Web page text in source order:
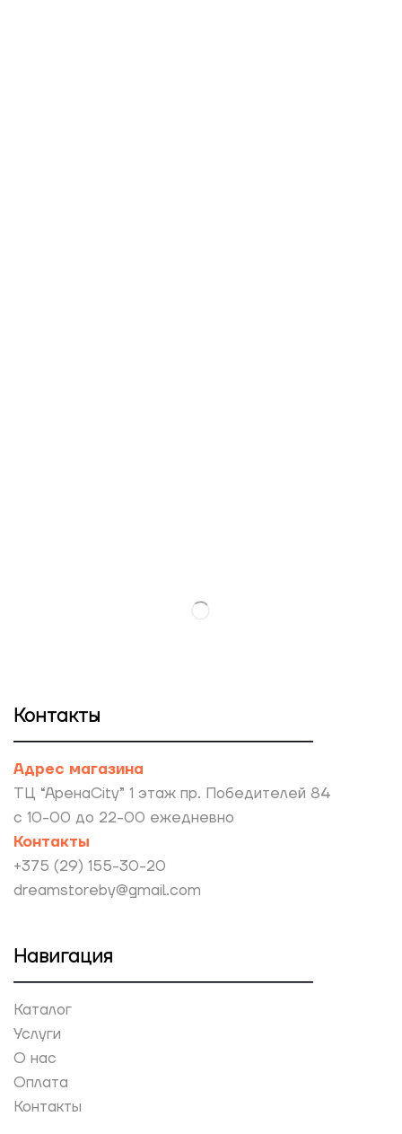
Контакты
Адрес магазина
ТЦ “АренаCity” 1 этаж пр. Победителей 84
с 10-00 до 22-00 ежедневно
Контакты
+375 (29) 155-30-20
dreamstoreby@gmail.com
Навигация
Каталог
Услуги
О нас
Оплата
Контакты